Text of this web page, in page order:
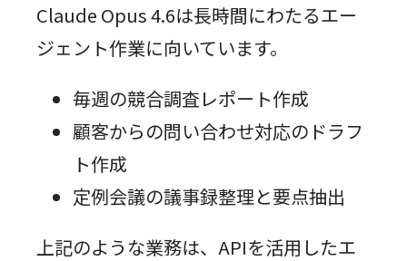
Claude Opus 4.6は長時間にわたるエー
ジェント作業に向いています。
毎週の競合調査レポート作成
顧客からの問い合わせ対応のドラフ
ト作成
定例会議の議事録整理と要点抽出
上記のような業務は、APIを活用したエ